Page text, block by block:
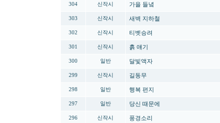
304 신작시 가을 들녘
303 신작시 새벽 지하철
302 신작시 티벳승려
301 신작시 흙 얘기
300 일반 달빛액자
299 신작시 길동무
298 일반 행복 편지
297 일반 당신 때문에
296 신작시 풍경소리